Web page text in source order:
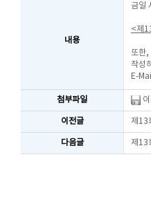
내용
금일
<제
또한,
작성
E-
첨부파일
이전글 제13
다음글 제13